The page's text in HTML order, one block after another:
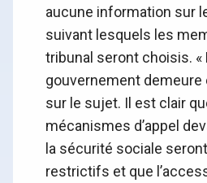
aucune information sur
suivant lesquels les
tribunal seront choisis. «
gouvernement
sur le sujet. Il est clair
mécanismes d’appel
la sécurité sociale
restrictifs et que